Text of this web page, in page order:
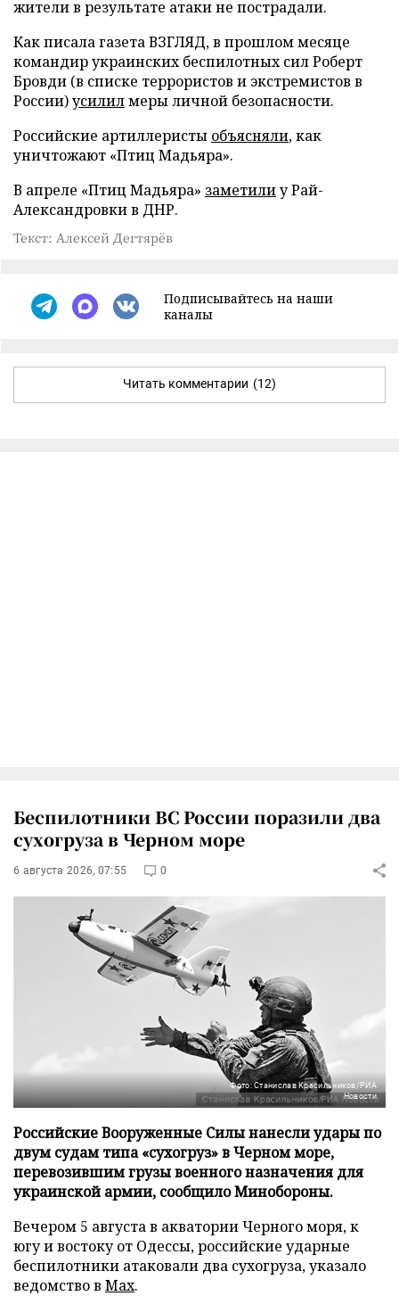
жители в результате атаки не пострадали.
Как писала газета ВЗГЛЯД, в прошлом месяце
командир украинских беспилотных сил Роберт
Бровди (в списке террористов и экстремистов в
России)усилилмеры личной безопасности.
Российские артиллеристы объясняли, как
уничтожают «Птиц Мадьяра».
В апреле «Птиц Мадьяра» заметилиу Рай-
Александровки в ДНР.
Текст: Алексей Дегтярёв
Подписывайтесь на наши
каналы
Читать комментарии (12)
Беспилотники ВС России поразили два
сухогруза в Черном море
6 августа 2026, 07:55 0
Фото: Станислав Красильников/РИА
Новости
Российские Вооруженные Силы нанесли удары по
двум судам типа «сухогруз» в Черном море,
перевозившим грузы военного назначения для
украинской армии, сообщило Минобороны.
Вечером 5 августа в акватории Черного моря, к
югу и востоку от Одессы, российские ударные
беспилотники атаковали два сухогруза, указало
ведомство в Max.